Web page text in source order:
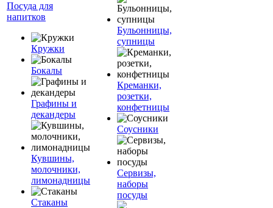
Посуда для
напитков
Кружки
Бокалы
Графины и
декандеры
Кувшины,
молочники,
лимонадницы
Стаканы
Бульонницы,
супницы
Креманки,
розетки,
конфетницы
Соусники
Сервизы,
наборы
посуды